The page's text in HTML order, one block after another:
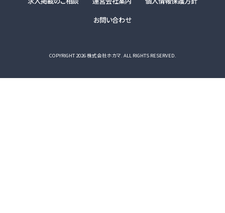
データについては、当社は何ら制限なく利用することができるものとし
は下記の窓口にご連絡ください。
お問い合わせ
COPYRIGHT 2026 株式会社ホカマ. ALL RIGHTS RESERVED.